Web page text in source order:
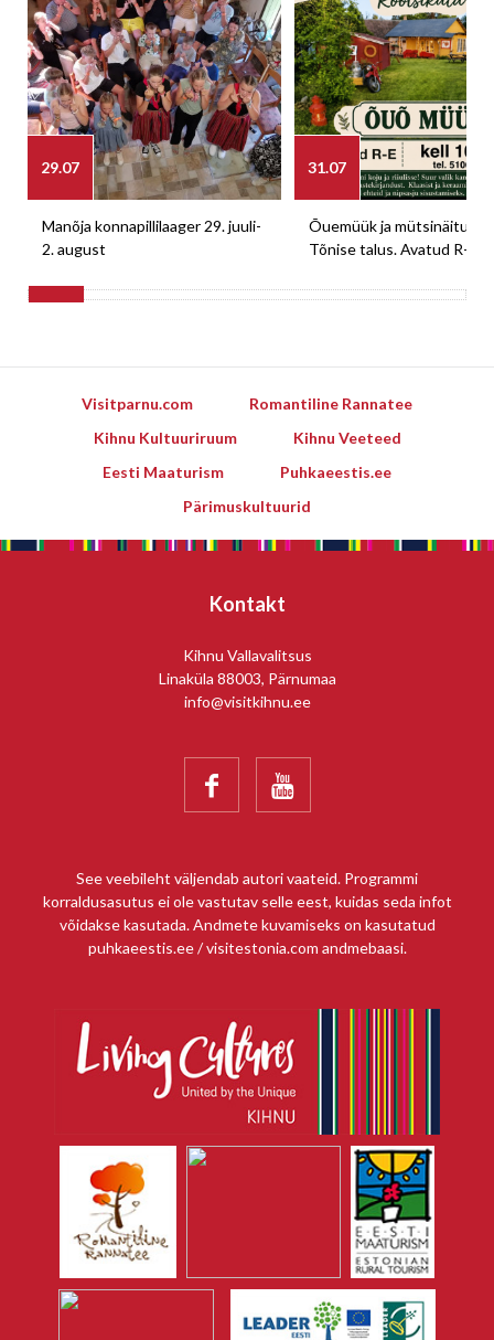
29.07
Manõja konnapillilaager 29. juuli-
2. august
31.07
Õuemüük ja mütsinäitus
Tõnise talus. Avatud R-E
Visitparnu.com
Romantiline Rannatee
Kihnu Kultuuriruum
Kihnu Veeteed
Eesti Maaturism
Puhkaeestis.ee
Pärimuskultuurid
Kontakt
Kihnu Vallavalitsus
Linaküla 88003, Pärnumaa
info@visitkihnu.ee
 
See veebileht väljendab autori vaateid. Programmi
korraldusasutus ei ole vastutav selle eest, kuidas seda infot
võidakse kasutada. Andmete kuvamiseks on kasutatud
puhkaeestis.ee / visitestonia.com andmebaasi.